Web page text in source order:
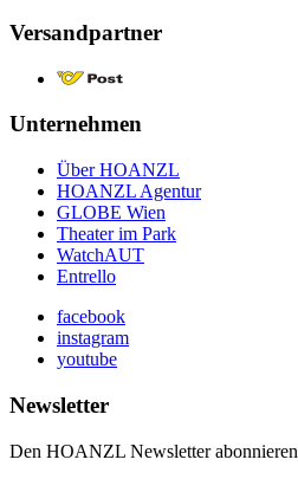
Versandpartner
Unternehmen
Über HOANZL
HOANZL Agentur
GLOBE Wien
Theater im Park
WatchAUT
Entrello
facebook
instagram
youtube
Newsletter
Den HOANZL Newsletter abonnieren